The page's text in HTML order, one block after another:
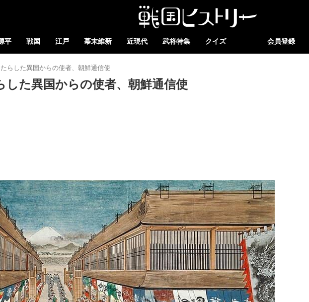
平 戦国 江戸 幕末維新 近現代 武将特集 クイズ 会員登録
らした異国からの使者、朝鮮通信使
した異国からの使者、朝鮮通信使